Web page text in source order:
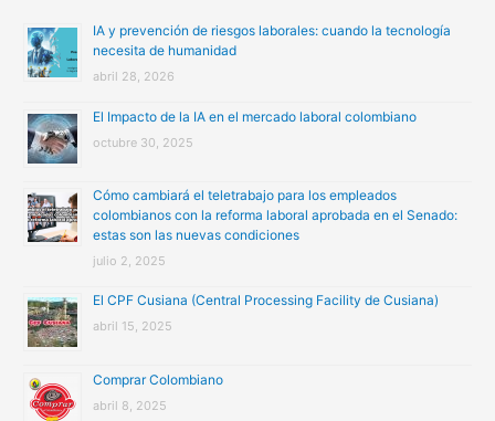
r
IA y prevención de riesgos laborales: cuando la tecnología
necesita de humanidad
abril 28, 2026
El Impacto de la IA en el mercado laboral colombiano
octubre 30, 2025
Cómo cambiará el teletrabajo para los empleados
colombianos con la reforma laboral aprobada en el Senado:
estas son las nuevas condiciones
julio 2, 2025
El CPF Cusiana (Central Processing Facility de Cusiana)
abril 15, 2025
Comprar Colombiano
abril 8, 2025